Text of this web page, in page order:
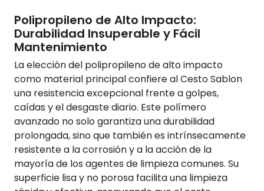
Polipropileno de Alto Impacto:
Durabilidad Insuperable y Fácil
Mantenimiento
La elección del polipropileno de alto impacto
como material principal confiere al Cesto Sablon
una resistencia excepcional frente a golpes,
caídas y el desgaste diario. Este polímero
avanzado no solo garantiza una durabilidad
prolongada, sino que también es intrínsecamente
resistente a la corrosión y a la acción de la
mayoría de los agentes de limpieza comunes. Su
superficie lisa y no porosa facilita una limpieza